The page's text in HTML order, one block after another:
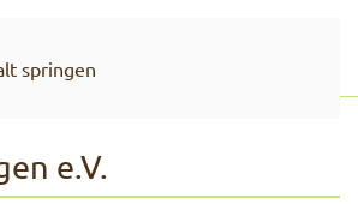
springen
e.V.